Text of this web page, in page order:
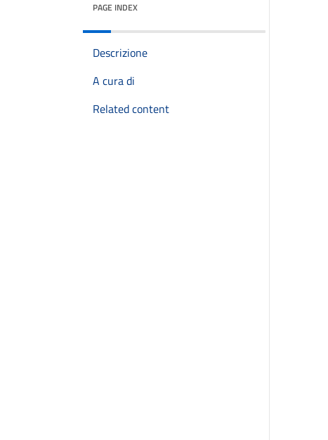
PAGE INDEX
Descrizione
A cura di
Related content